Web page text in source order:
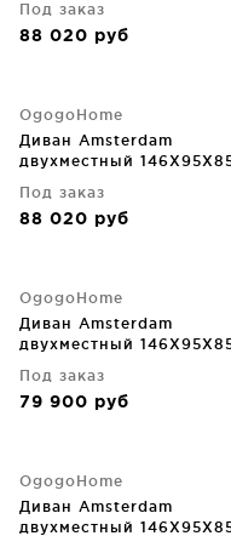
Под заказ
88 020 руб
OgogoHome
Диван Amsterdam
двухместный
Под заказ
88 020 руб
OgogoHome
Диван Amsterdam
двухместный
Под заказ
79 900 руб
OgogoHome
Диван Amsterdam
двухместный